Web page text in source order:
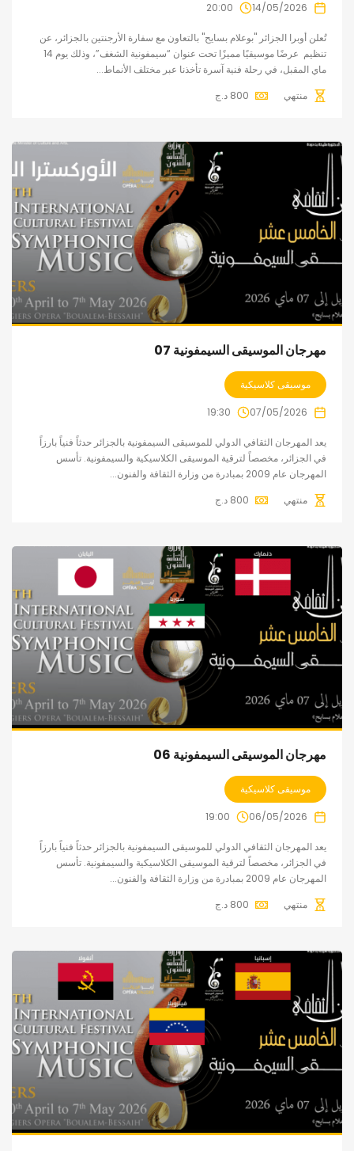
14/05/2026
20:00
تُعلن أوبرا الجزائر "بوعلام بسايح" بالتعاون مع سفارة الأرجنتين بالجزائر، عن
تنظيم عرضًا موسيقيًا مميزًا تحت عنوان “سيمفونية الشغف”، وذلك يوم 14
ماي المقبل، في رحلة فنية آسرة تأخذنا عبر مختلف الأنماط...
منتهي
800 د.ج
مهرجان الموسيقى السيمفونية 07
موسيقى كلاسيكية
07/05/2026
19:30
يعد المهرجان الثقافي الدولي للموسيقى السيمفونية بالجزائر حدثاً فنياً بارزاً
في الجزائر، مخصصاً لترقية الموسيقى الكلاسيكية والسيمفونية. تأسس
المهرجان عام 2009 بمبادرة من وزارة الثقافة والفنون...
منتهي
800 د.ج
مهرجان الموسيقى السيمفونية 06
موسيقى كلاسيكية
06/05/2026
19:00
يعد المهرجان الثقافي الدولي للموسيقى السيمفونية بالجزائر حدثاً فنياً بارزاً
في الجزائر، مخصصاً لترقية الموسيقى الكلاسيكية والسيمفونية. تأسس
المهرجان عام 2009 بمبادرة من وزارة الثقافة والفنون...
منتهي
800 د.ج